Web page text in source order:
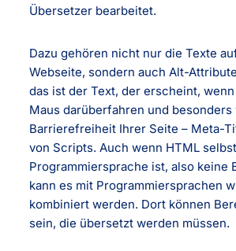
Übersetzer bearbeitet.
Dazu gehören nicht nur die Texte
Webseite, sondern auch Alt-
das ist der Text, der erscheint,
Maus darüberfahren und
Barrierefreiheit Ihrer Seite – Meta-
von Scripts. Auch wenn HTML
Programmiersprache ist, also keine
kann es mit Programmiersprachen
kombiniert werden. Dort können
sein, die übersetzt werden müssen.